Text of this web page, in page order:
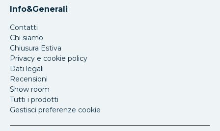
Info&Generali
Contatti
Chi siamo
Chiusura Estiva
Privacy e cookie policy
Dati legali
Recensioni
Show room
Tutti i prodotti
Gestisci preferenze cookie